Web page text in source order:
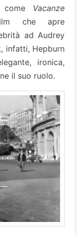
come Vacanze
che apre
ad Audrey
infatti, Hepburn
ironica,
il suo ruolo.